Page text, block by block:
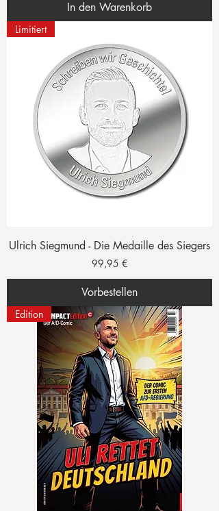
In den Warenkorb
Limitiert
Ulrich Siegmund - Die Medaille des Siegers
Preis
99,95 €
Vorbestellen
Edition